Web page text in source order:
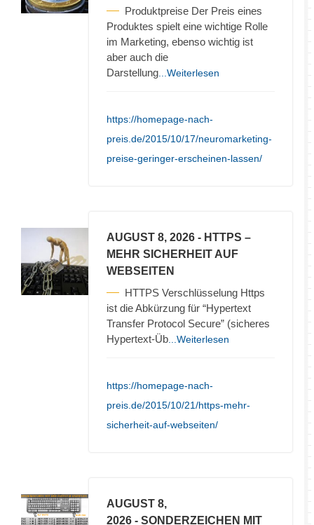
Produktpreise Der Preis eines
Produktes spielt eine wichtige Rolle
im Marketing, ebenso wichtig ist
aber auch die
Darstellung ...Weiterlesen
https://homepage-nach-
preis.de/2015/10/17/neuromarketing-
preise-geringer-erscheinen-lassen/
AUGUST 8, 2026 - HTTPS –
MEHR SICHERHEIT AUF
WEBSEITEN
HTTPS Verschlüsselung Https
ist die Abkürzung für “Hypertext
Transfer Protocol Secure” (sicheres
Hypertext-Üb ...Weiterlesen
https://homepage-nach-
preis.de/2015/10/21/https-mehr-
sicherheit-auf-webseiten/
AUGUST 8,
2026 - SONDERZEICHEN MIT